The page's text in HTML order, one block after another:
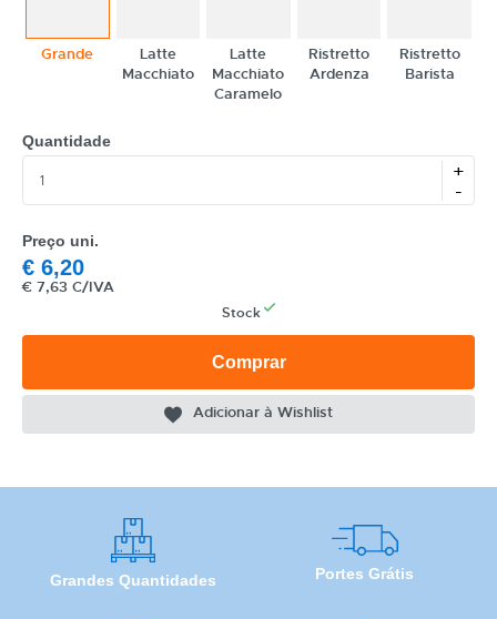
Grande
Latte
Macchiato
Latte
Macchiato
Caramelo
Ristretto
Ardenza
Ristretto
Barista
Quantidade
+
-
Preço uni.
€ 6,20
€ 7,63 C/IVA
Stock
Comprar
Adicionar à Wishlist
Grandes Quantidades Portes Grátis
EAN